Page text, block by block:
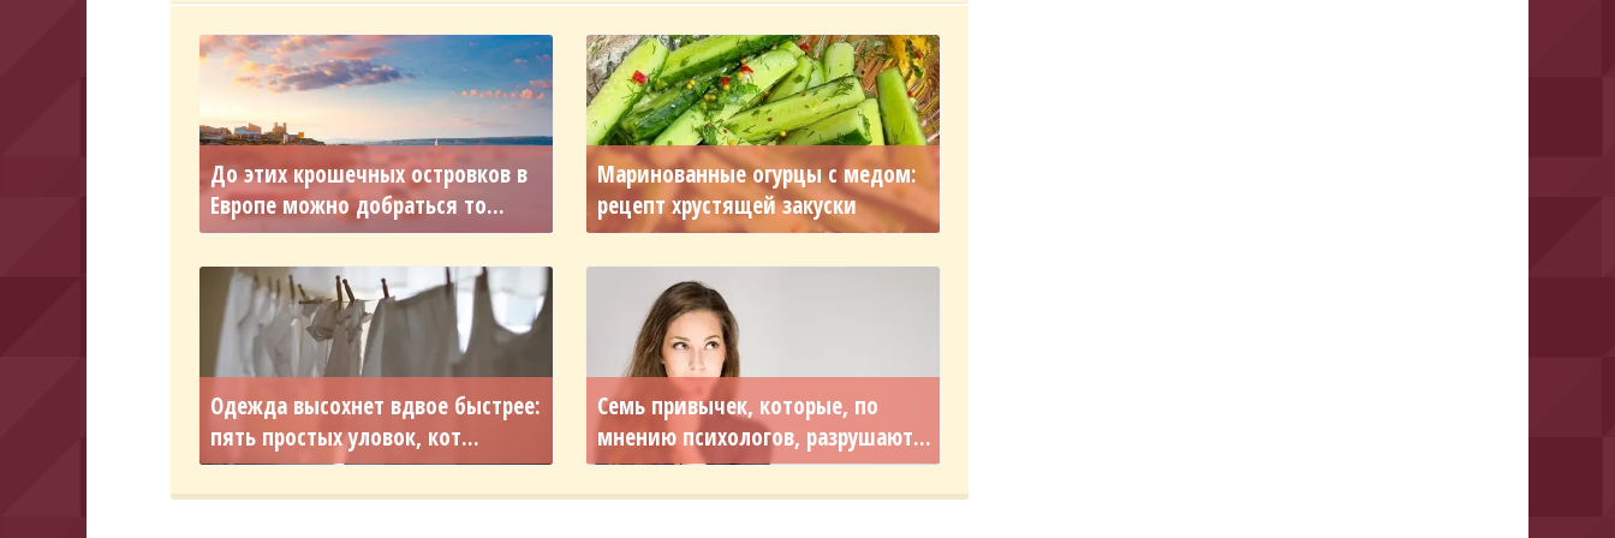
До этих крошечных островков в
Европе можно добраться то...
Маринованные огурцы с медом:
рецепт хрустящей закуски
Одежда высохнет вдвое быстрее:
пять простых уловок, кот...
Семь привычек, которые, по
мнению психологов, разрушают...